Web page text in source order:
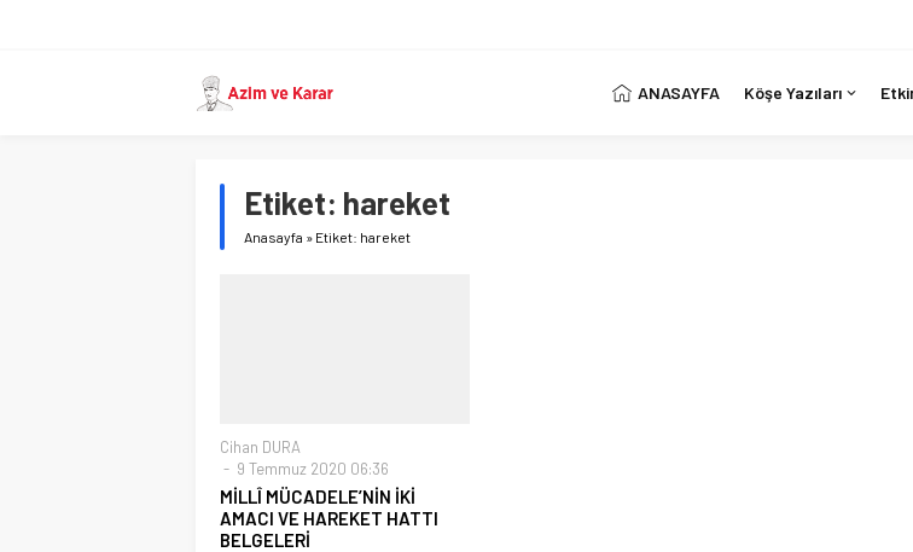
ANASAYFA Köşe Yazıları
Etiket: hareket
Anasayfa » Etiket: hareket
Cihan DURA
9 Temmuz 2020 06:36
MİLLÎ MÜCADELE’NİN İKİ
AMACI VE HAREKET HATTI
BELGELERİ